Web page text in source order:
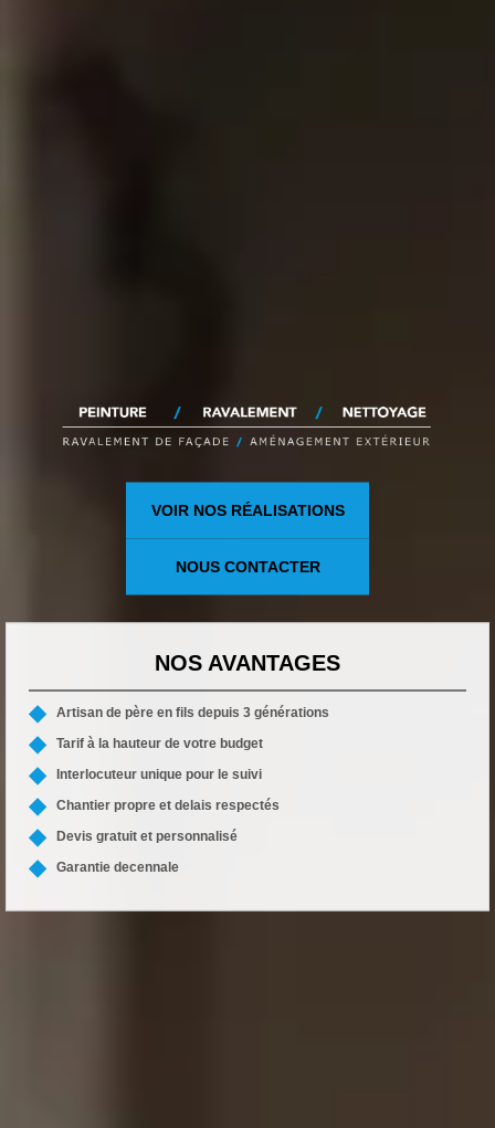
VOIR NOS RÉALISATIONS
NOUS CONTACTER
NOS AVANTAGES
Artisan de père en fils depuis 3 générations
Tarif à la hauteur de votre budget
Interlocuteur unique pour le suivi
Chantier propre et delais respectés
Devis gratuit et personnalisé
Garantie decennale